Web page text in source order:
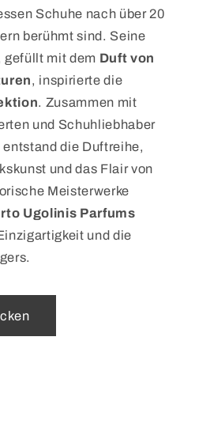
Schuhe nach über 20
berühmt sind. Seine
gefüllt mit dem Duft von
, inspirierte die
. Zusammen mit
und Schuhliebhaber
entstand die Duftreihe,
und das Flair von
Meisterwerke
Ugolinis Parfums
und die